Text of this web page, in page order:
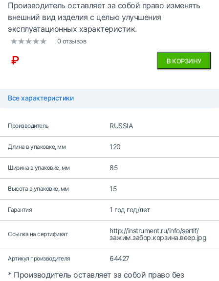
Производитель оставляет за собой право изменять
внешний вид изделия с целью улучшения
эксплуатационных характеристик.
0 отзывов
₽ В КОРЗИНУ
Все характеристики
Производитель RUSSIA
Длина в упаковке, мм 120
Ширина в упаковке, мм 85
Высота в упаковке, мм 15
Гарантия 1 год год/лет
Ссылка на сертификат
http://instrument.ru/info/sertif/
зажим.забор.корзина.веер.jpg
Артикул производителя 64427
* Производитель оставляет за собой право без